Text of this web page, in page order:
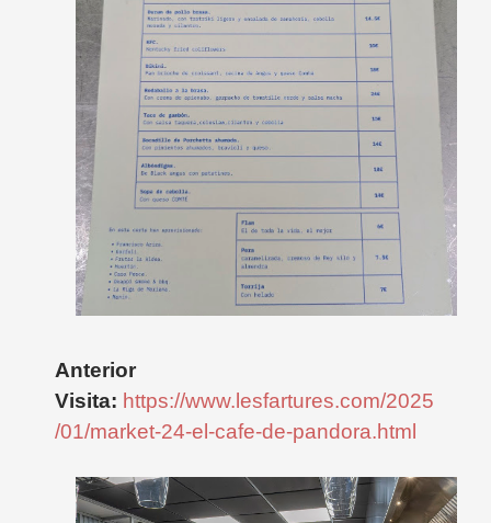
Anterior
Visita: https://www.lesfartures.com/2025
/01/market-24-el-cafe-de-pandora.html